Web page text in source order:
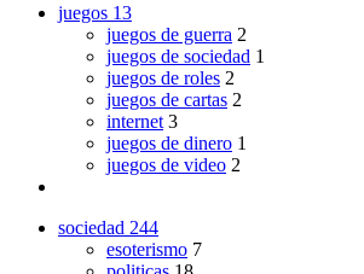
juegos 13
juegos de guerra 2
juegos de sociedad 1
juegos de roles 2
juegos de cartas 2
internet 3
juegos de dinero 1
juegos de video 2
sociedad 244
esoterismo 7